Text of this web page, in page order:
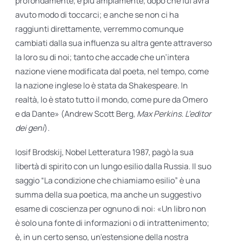
avuto modo di toccarci; e anche se non ci ha
raggiunti direttamente, verremmo comunque
cambiati dalla sua influenza su altra gente attraverso
la loro su di noi; tanto che accade che un’intera
nazione viene modificata dal poeta, nel tempo, come
la nazione inglese lo è stata da Shakespeare. In
realtà, lo è stato tutto il mondo, come pure da Omero
e da Dante» (Andrew Scott Berg, Max Perkins. L’editor
dei geni).
Iosif Brodskij, Nobel Letteratura 1987, pagò la sua
libertà di spirito con un lungo esilio dalla Russia. Il suo
saggio “La condizione che chiamiamo esilio” è una
summa della sua poetica, ma anche un suggestivo
esame di coscienza per ognuno di noi: «Un libro non
è solo una fonte di informazioni o di intrattenimento;
è, in un certo senso, un’estensione della nostra